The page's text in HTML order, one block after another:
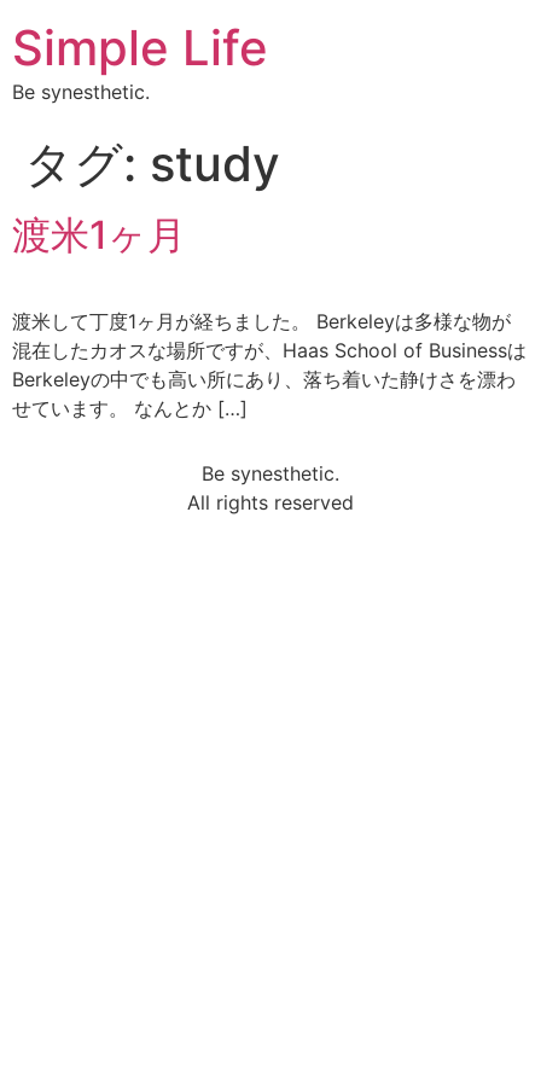
Simple Life
Be synesthetic.
タグ: study
渡米1ヶ月
渡米して丁度1ヶ月が経ちました。 Berkeleyは多様な物が
混在したカオスな場所ですが、Haas School of Businessは
Berkeleyの中でも高い所にあり、落ち着いた静けさを漂わ
せています。 なんとか […]
Be synesthetic.
All rights reserved